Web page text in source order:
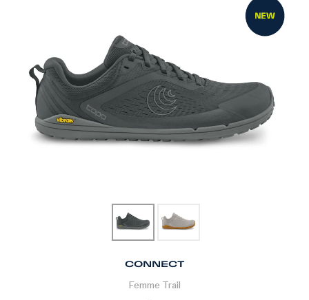
CONNECT
Femme Trail